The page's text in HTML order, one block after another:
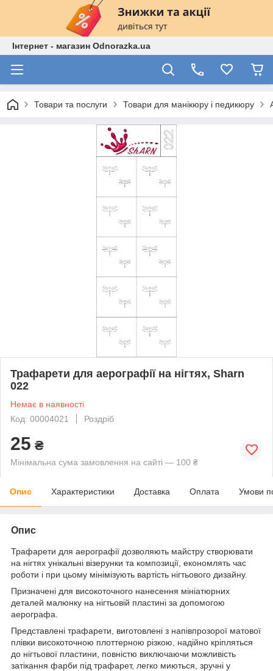
Інтернет - магазин Odnorazka.ua
Товари та послуги Товари для манікюру і педикюру
Трафарети для аерографії на нігтях, Sharn
022
Немає в наявності
Код: 00004021
Роздріб
25 ₴
Мінімальна сума замовлення на сайті — 100 ₴
Опис Характеристики Доставка Оплата Умови
Опис
Трафарети для аерографії дозволяють майстру створювати
на нігтях унікальні візерунки та композиції, економлять час
роботи і при цьому мінімізують вартість нігтьового дизайну.
Призначені для високоточного нанесення мініатюрних
деталей малюнку на нігтьовій пластині за допомогою
аерографа.
Представлені трафарети, виготовлені з напівпрозорої матової
плівки високоточною плоттерною різкою, надійно кріпляться
до нігтьової пластини, повністю виключаючи можливість
затікання фарби під трафарет, легко миються, зручні у